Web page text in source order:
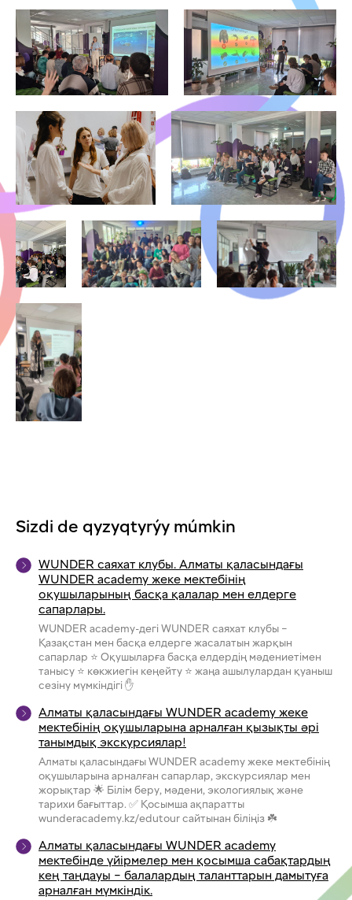
Sizdi de qyzyqtyrýy múmkin
WUNDER саяхат клубы. Алматы қаласындағы
WUNDER academy жеке мектебінің
оқушыларының басқа қалалар мен елдерге
сапарлары.
WUNDER academy-дегі WUNDER саяхат клубы –
Қазақстан мен басқа елдерге жасалатын жарқын
сапарлар ⭐ Оқушыларға басқа елдердің мәдениетімен
танысу ⭐ көкжиегін кеңейту ⭐ жаңа ашылулардан қуаныш
сезіну мүмкіндігі ✋
Алматы қаласындағы WUNDER academy жеке
мектебінің оқушыларына арналған қызықты әрі
танымдық экскурсиялар!
Алматы қаласындағы WUNDER academy жеке мектебінің
оқушыларына арналған сапарлар, экскурсиялар мен
жорықтар 🌟 Білім беру, мәдени, экологиялық және
тарихи бағыттар. ✅ Қосымша ақпаратты
wunderacademy.kz/edutour сайтынан біліңіз ☘️
Алматы қаласындағы WUNDER academy
мектебінде үйірмелер мен қосымша сабақтардың
кең таңдауы – балалардың таланттарын дамытуға
арналған мүмкіндік.